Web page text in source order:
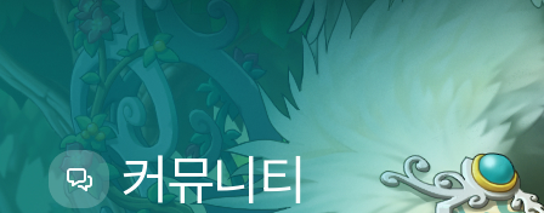
업데이트
이벤트
캐시샵 공지
메이플 알림판
with maple
추가정보
컨텐
커뮤니티